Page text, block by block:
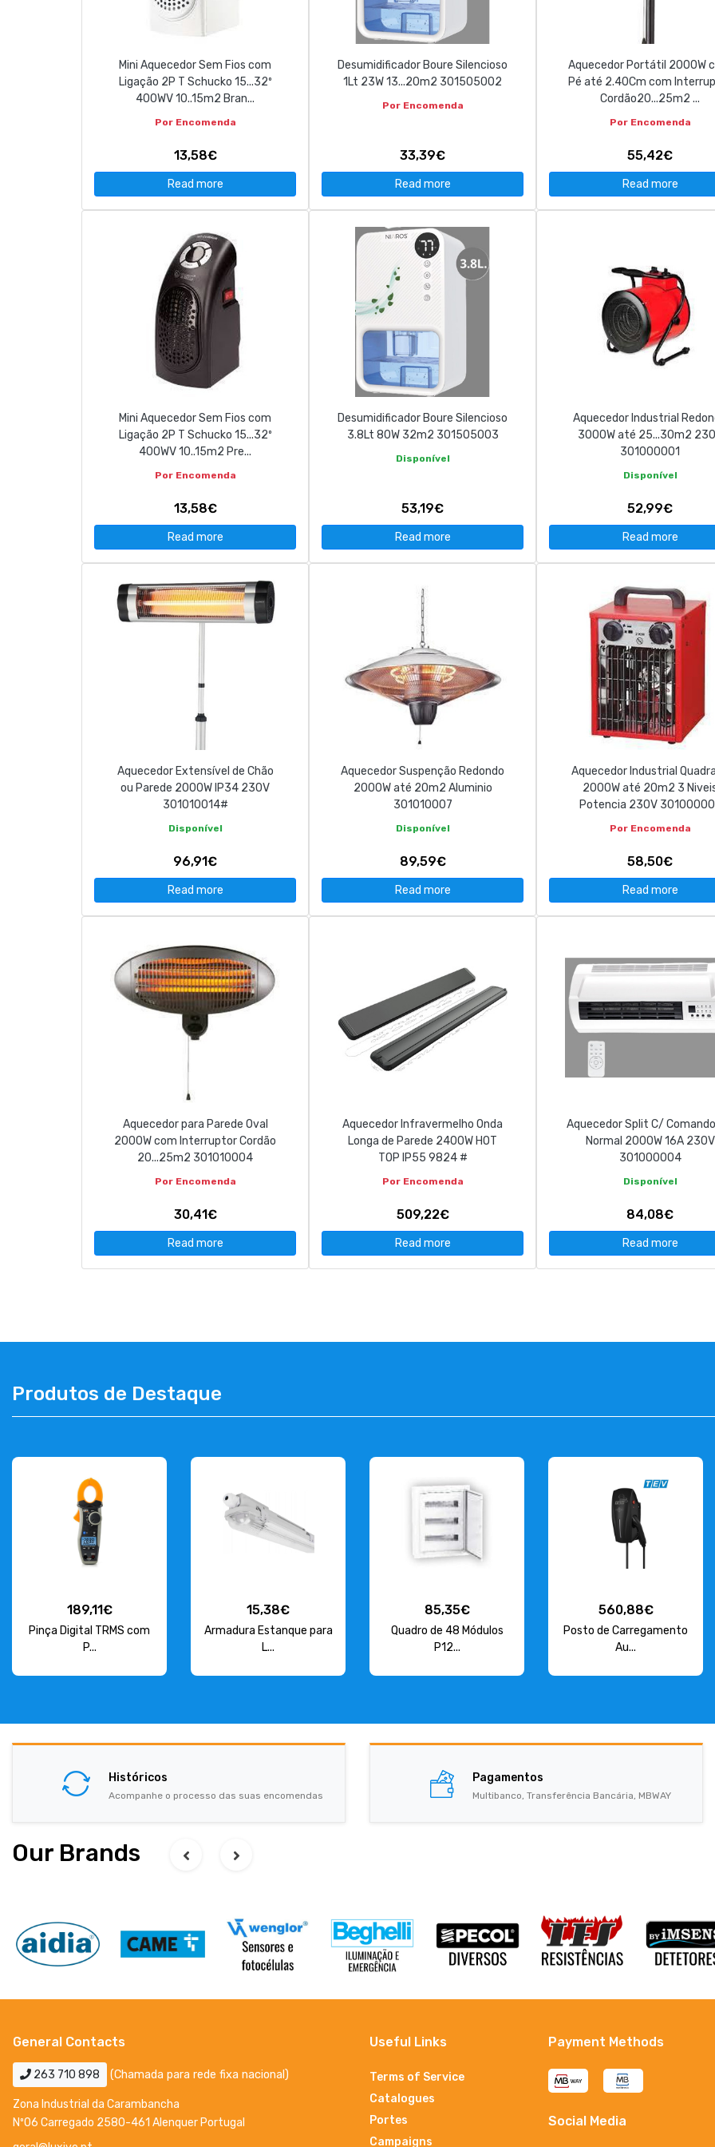
geral@luxivo.pt
Mini Aquecedor Sem Fios com
Ligação 2P T Schucko 15...32º
400WV 10..15m2 Bran...
Por Encomenda
13,58€
Read more
Desumidificador Boure Silencioso
1Lt 23W 13...20m2 301505002
Por Encomenda
33,39€
Read more
Aquecedor Portátil 2000W
Pé até 2.40Cm com
Cordão20...25m2 ...
Por Encomenda
55,42€
Read more
Mini Aquecedor Sem Fios com
Ligação 2P T Schucko 15...32º
400WV 10..15m2 Pre...
Por Encomenda
13,58€
Read more
Desumidificador Boure Silencioso
3.8Lt 80W 32m2 301505003
Disponível
53,19€
Read more
Aquecedor Industrial
3000W até 25...30m2
301000001
Disponível
52,99€
Read more
Aquecedor Extensível de Chão
ou Parede 2000W IP34 230V
301010014#
Disponível
96,91€
Read more
Aquecedor Suspenção Redondo
2000W até 20m2 Aluminio
301010007
Disponível
89,59€
Read more
Aquecedor Industrial
2000W até 20m2 3
Potencia 230V
Por Encomenda
58,50€
Read more
Aquecedor para Parede Oval
2000W com Interruptor Cordão
20...25m2 301010004
Por Encomenda
30,41€
Read more
Aquecedor Infravermelho Onda
Longa de Parede 2400W HOT
TOP IP55 9824 #
Por Encomenda
509,22€
Read more
Aquecedor Split C/ Comando
Normal 2000W 16A 230V
301000004
Disponível
84,08€
Read more
Produtos de Destaque
189,11€
Pinça Digital TRMS com
P...
15,38€
Armadura Estanque para
L...
85,35€
Quadro de 48 Módulos
P12...
560,88€
Posto de Carregamento
Au...
Históricos
Acompanhe o processo das suas encomendas
Pagamentos
Multibanco, Transferência Bancária, MBWAY
Our Brands
General Contacts
263 710 898 (Chamada para rede fixa nacional)
Zona Industrial da Carambancha
Nº06 Carregado 2580-461 Alenquer Portugal
Useful Links
Terms of Service
Catalogues
Portes
Campaigns
Payment Methods
Social Media